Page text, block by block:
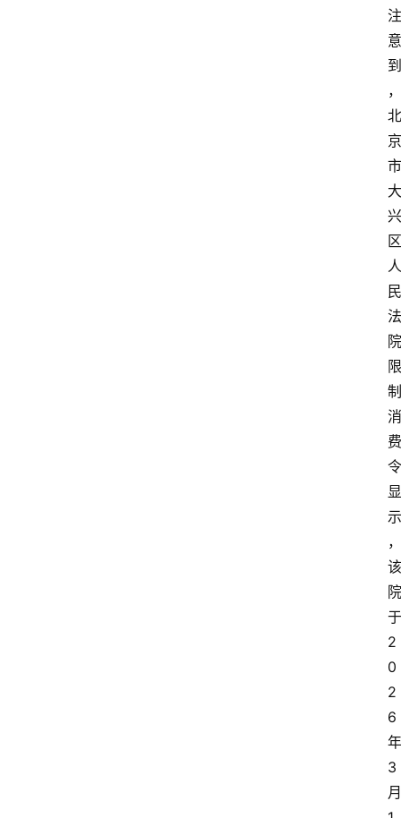
注
意
到
，
北
京
市
大
兴
区
人
民
法
院
限
制
消
费
令
显
示
，
该
院
于
2
0
2
6
年
3
月